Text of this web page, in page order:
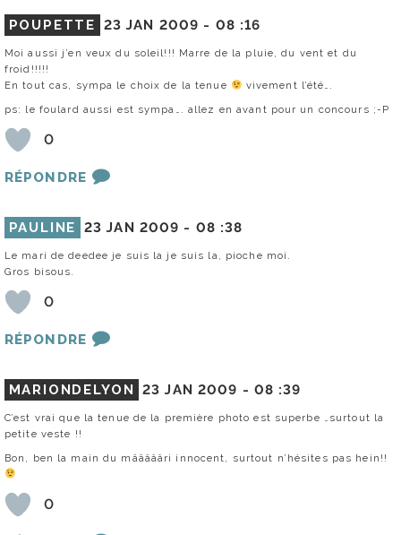
POUPETTE 23 JAN 2009 - 08 :16
Moi aussi j’en veux du soleil!!! Marre de la pluie, du vent et du
froid!!!!!
En tout cas, sympa le choix de la tenue
vivement l’été….
ps: le foulard aussi est sympa…. allez en avant pour un concours ;-P
0
RÉPONDRE
PAULINE 23 JAN 2009 - 08 :38
Le mari de deedee je suis la je suis la, pioche moi.
Gros bisous.
0
RÉPONDRE
MARIONDELYON 23 JAN 2009 - 08 :39
C’est vrai que la tenue de la première photo est superbe …surtout la
petite veste !!
Bon, ben la main du mâââââri innocent, surtout n’hésites pas hein!!
0